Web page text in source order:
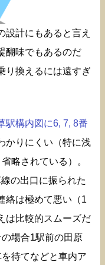
設計にもあると言え
醐味でもあるのだ
り換えるには遠すぎ
駅構内図に6, 7, 8番
かりにくい（特に浅
略されている）。
の出口に振られた
絡は極めて悪い（1
は比較的スムーズだ
場合1駅前の田原
待てなどと車内ア